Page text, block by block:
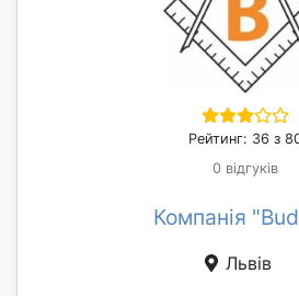
Рейтинг: 36 з
0 відгуків
Компанія
Львів